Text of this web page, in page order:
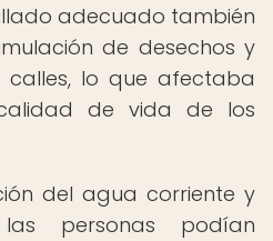
adecuado también
de desechos y
calles, lo que afectaba
de vida de los
del agua corriente y
personas podían